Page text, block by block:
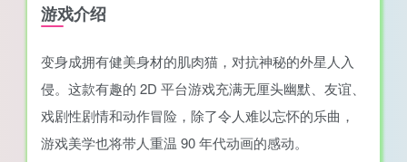
游戏介绍
变身成拥有健美身材的肌肉猫，对抗神秘的外星人入
侵。这款有趣的 2D 平台游戏充满无厘头幽默、友谊、
戏剧性剧情和动作冒险，除了令人难以忘怀的乐曲，
游戏美学也将带人重温 90 年代动画的感动。